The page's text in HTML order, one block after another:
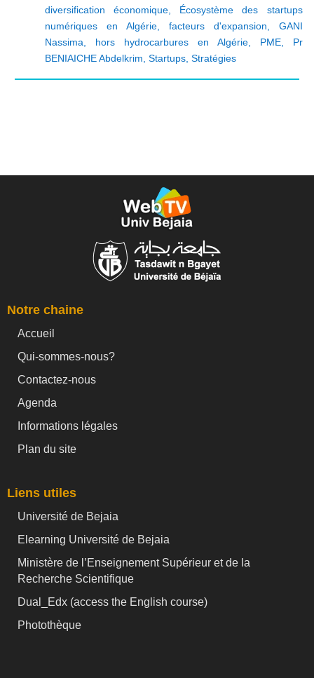
diversification économique, Écosystème des startups
numériques en Algérie, facteurs d'expansion
GANI
Nassima
hors hydrocarbures en Algérie, PME, Pr
BENIAICHE Abdelkrim Startups, Stratégies
Notre chaine
Accueil
Qui-sommes-nous?
Contactez-nous
Agenda
Informations légales
Plan du site
Liens utiles
Université de Bejaia
Elearning Université de Bejaia
Ministère de l’Enseignement Supérieur et de la
Recherche Scientifique
Dual_Edx (access the English course)
Photothèque